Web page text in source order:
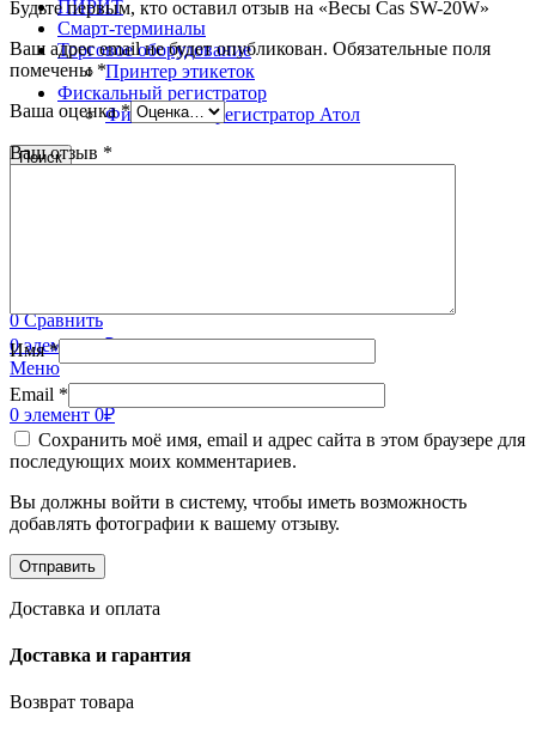
ПИРИТ
Смарт-терминалы
Торговое оборудование
Принтер этикеток
Фискальный регистратор
Фискальный регистратор Атол
Поиск
0 Сравнить
0элемент 0₽
Меню
0 элемент 0₽
Будьте первым, кто оставил отзыв на «Весы Cas SW-20W»
Ваш адрес email не будет опубликован. Обязательные поля
помечены *
Ваша оценка*
Ваш отзыв *
Имя*
Email *
Сохранить моё имя, email и адрес сайта в этом браузере для
последующих моих комментариев.
Вы должны войти в систему, чтобы иметь возможность
добавлять фотографии к вашему отзыву.
Доставка и оплата
Доставка и гарантия
Возврат товара